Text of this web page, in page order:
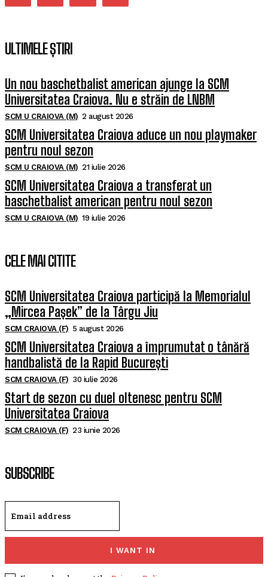
ULTIMELE ȘTIRI
Un nou baschetbalist american ajunge la SCM
Universitatea Craiova. Nu e străin de LNBM
SCM U CRAIOVA (M) 2 august 2026
SCM Universitatea Craiova aduce un nou playmaker
pentru noul sezon
SCM U CRAIOVA (M) 21 iulie 2026
SCM Universitatea Craiova a transferat un
baschetbalist american pentru noul sezon
SCM U CRAIOVA (M) 19 iulie 2026
CELE MAI CITITE
SCM Universitatea Craiova participă la Memorialul
„Mircea Pașek” de la Târgu Jiu
SCM CRAIOVA (F) 5 august 2026
SCM Universitatea Craiova a împrumutat o tânără
handbalistă de la Rapid București
SCM CRAIOVA (F) 30 iulie 2026
Start de sezon cu duel oltenesc pentru SCM
Universitatea Craiova
SCM CRAIOVA (F) 23 iunie 2026
SUBSCRIBE
I WANT IN